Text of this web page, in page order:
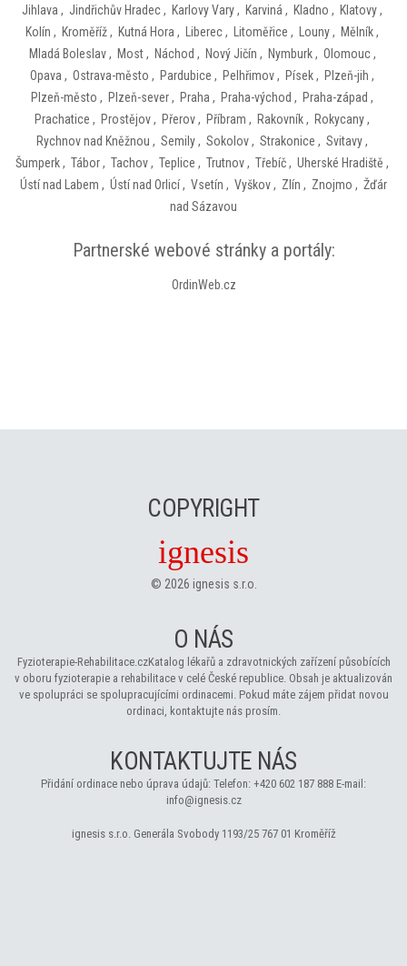
Jihlava , Jindřichův Hradec, Karlovy Vary, Karviná , Kladno , Klatovy,
Kolín , Kroměříž, Kutná Hora , Liberec, Litoměřice , Louny, Mělník,
Mladá Boleslav, Most, Náchod , Nový Jičín , Nymburk, Olomouc,
Opava , Ostrava-město , Pardubice , Pelhřimov, Písek, Plzeň-jih ,
Plzeň-město , Plzeň-sever, Praha , Praha-východ , Praha-západ ,
Prachatice , Prostějov, Přerov, Příbram , Rakovník, Rokycany,
Rychnov nad Kněžnou , Semily, Sokolov, Strakonice , Svitavy,
Šumperk, Tábor, Tachov, Teplice , Trutnov, Třebíč, Uherské Hradiště ,
Ústí nad Labem , Ústí nad Orlicí, Vsetín , Vyškov, Zlín , Znojmo , Žďár
nad Sázavou
Partnerské webové stránky a portály:
OrdinWeb.cz
COPYRIGHT
ignesis
© 2026 ignesis s.r.o.
O NÁS
Fyzioterapie-Rehabilitace.czKatalog lékařů a zdravotnických zařízení působících
v oboru fyzioterapie a rehabilitace v celé České republice. Obsah je aktualizován
ve spolupráci se spolupracujícími ordinacemi. Pokud máte zájem přidat novou
ordinaci, kontaktujte nás prosím.
KONTAKTUJTE NÁS
Přidání ordinace nebo úprava údajů: Telefon: +420 602 187 888 E-mail:
info@ignesis.cz
ignesis s.r.o.Generála Svobody 1193/25767 01 Kroměříž